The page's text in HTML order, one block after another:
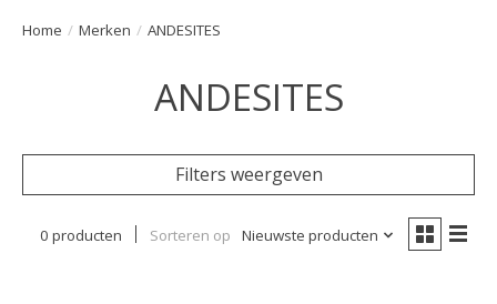
Home / Merken / ANDESITES
ANDESITES
Filters weergeven
0 producten Sorteren op Nieuwste producten